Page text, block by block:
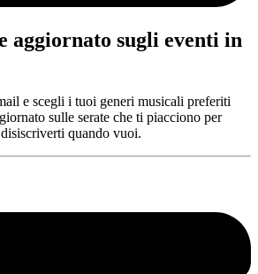
aggiornato sugli eventi in
e scegli i tuoi generi musicali preferiti
sulle serate che ti piacciono per
quando vuoi.